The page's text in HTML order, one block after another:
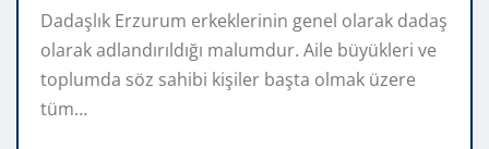
Dadaşlık Erzurum erkeklerinin genel olarak dadaş
olarak adlandırıldığı malumdur. Aile büyükleri ve
toplumda söz sahibi kişiler başta olmak üzere
tüm…